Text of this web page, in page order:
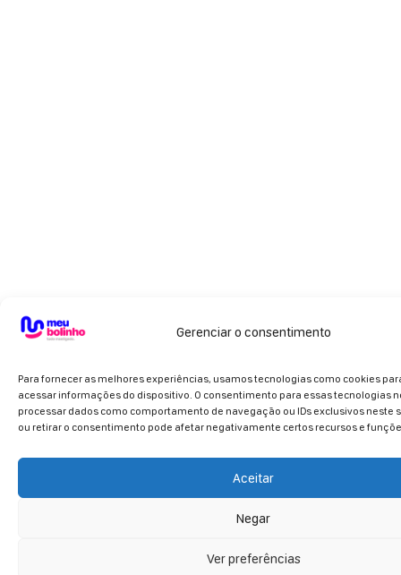
Gerenciar o consentimento
Para fornecer as melhores experiências, usamos tecnologias como cookies
acessar informações do dispositivo. O consentimento para essas tecnologias
processar dados como comportamento de navegação ou IDs exclusivos neste
ou retirar o consentimento pode afetar negativamente certos recursos e
Aceitar
Negar
Ver preferências